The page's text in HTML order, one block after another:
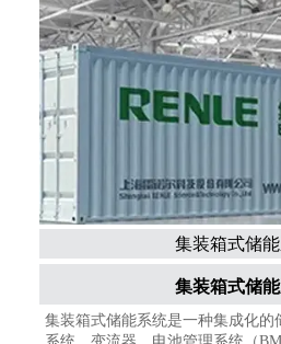
集装箱式储
集装箱式储
集装箱式储能系统是一种集成化的